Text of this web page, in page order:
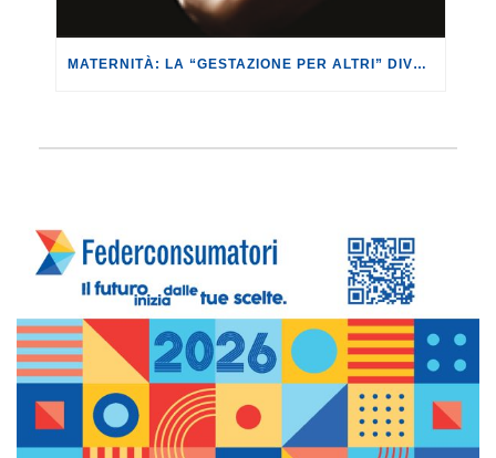
MATERNITÀ: LA “GESTAZIONE PER ALTRI” DIVENTA REATO UNIVERSALE.